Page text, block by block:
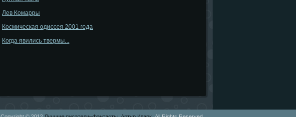
Лев Комарры
Космическая одиссея 2001 года
Когда явились твермы...